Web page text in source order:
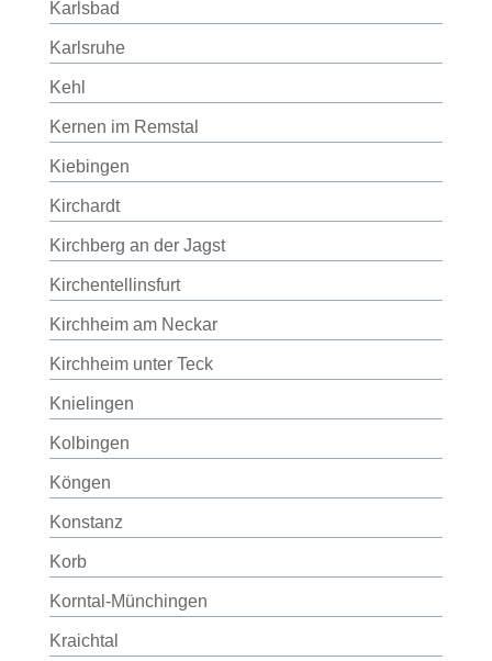
Karlsbad
Karlsruhe
Kehl
Kernen im Remstal
Kiebingen
Kirchardt
Kirchberg an der Jagst
Kirchentellinsfurt
Kirchheim am Neckar
Kirchheim unter Teck
Knielingen
Kolbingen
Köngen
Konstanz
Korb
Korntal-Münchingen
Kraichtal